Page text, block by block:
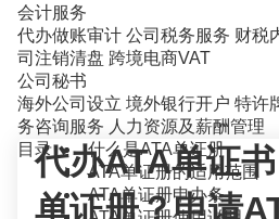
会计服务
代办做账审计 公司税务服务 财税
司注销清盘 跨境电商VAT
公司秘书
海外公司设立 境外银行开户 特许
务咨询服务 人力资源及薪酬管理
代办ATA单证
单证册？申请
目录
什么是ATA单证册
ATA单证册的适用范围
ATA单证册申办条